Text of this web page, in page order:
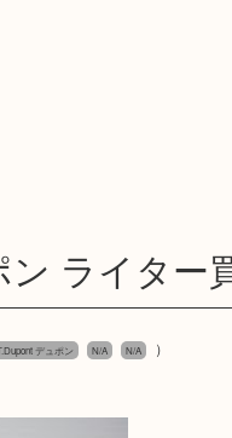
ライター
デュポン N/A N/A
）